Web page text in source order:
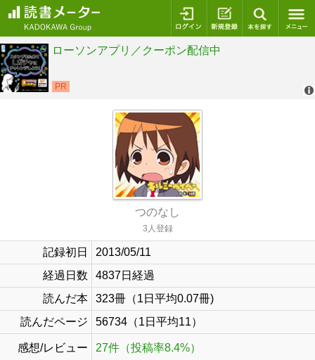
ログイン 新規登録
つのなし
3人登録
記録初日
2013/05/11
経過日数
4837日経過
読んだ本
323冊（1日平均0.07冊)
読んだページ
56734（1日平均11）
感想/レビュー 27件（投稿率8.4%）